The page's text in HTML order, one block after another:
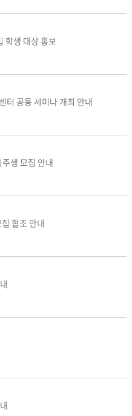
학생 대상 홍보
터 공동 세미나 개최 안내
생 모집 안내
협조 안내